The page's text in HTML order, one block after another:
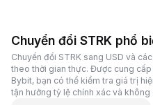
Chuyển đổi STRK phổ
Chuyển đổi STRK sang USD và
theo thời gian thực. Được cung
Bybit, bạn có thể kiểm tra giá trị
tận hưởng tỷ lệ chính xác và không